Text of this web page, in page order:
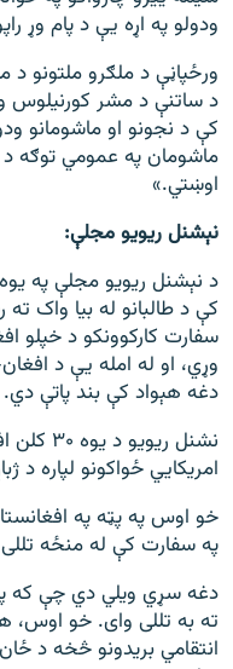
ودولو په اړه یې د پام وړ
ورځپاڼې د ملګرو ملتونو
د ساتنې د مشر کورنیلوس
کې د نجونو او ماشومانو
ماشومان په عمومي توګه د
اوښتي.»
نېشنل ریویو مجلې:
د نېشنل ریویو مجلې په
کې د طالبانو له بیا واک
سفارت کارکوونکو د خپلو
وړي، او له امله یې د
دغه هېواد کې بند پاتې دي.
نشنل
امریکايي ځواکونو لپاره د
خو اوس په پټه په
په سفارت کې له منځه
دغه سړي ویلي دي چې که
ته به تللی وای. خو اوس،
انتقامي بریدونو څخه د